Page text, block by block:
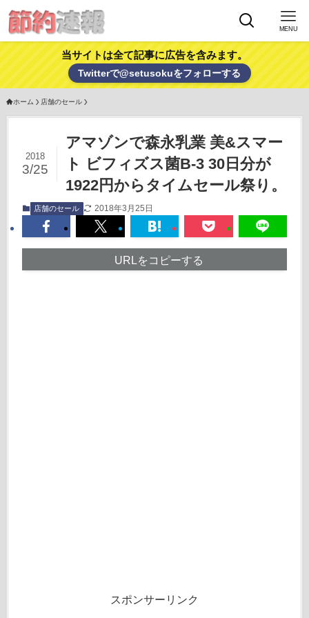
MENU
当サイトは全て記事に広告を含みます。
Twitterで@setusokuをフォローする
ホーム 店舗のセール
アマゾンで森永乳業 美&スマー
ト ビフィズス菌B-3 30日分が
1922円からタイムセール祭り。
2018
3/25
店舗のセール 2018年3月25日
URLをコピーする
スポンサーリンク